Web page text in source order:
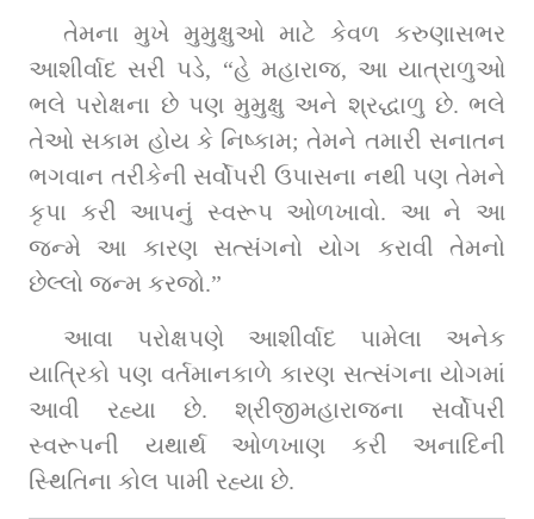
તેમના મુખે મુમુક્ષુઓ માટે કેવળ કરુણાસભર
આશીર્વાદ સરી પડે, “હે મહારાજ, આ યાત્રાળુઓ
ભલે પરોક્ષના છે પણ મુમુક્ષુ અને શ્રદ્ધાળુ છે. ભલે
તેઓ સકામ હોય કે નિષ્કામ; તેમને તમારી સનાતન
ભગવાન તરીકેની સર્વોપરી ઉપાસના નથી પણ તેમને
કૃપા કરી આપનું સ્વરૂપ ઓળખાવો. આ ને આ
જન્મે આ કારણ સત્સંગનો યોગ કરાવી તેમનો
છેલ્લો જન્મ કરજો.”
આવા પરોક્ષપણે આશીર્વાદ પામેલા અનેક
યાત્રિકો પણ વર્તમાનકાળે કારણ સત્સંગના યોગમાં
આવી રહ્યા છે. શ્રીજીમહારાજના સર્વોપરી
સ્વરૂપની યથાર્થ ઓળખાણ કરી અનાદિની
સ્થિતિના કોલ પામી રહ્યા છે.